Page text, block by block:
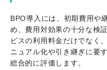
BPO導入には、初期費用や
め、費用対効果の十分な検
ビスの利用料金だけでなく
ニュアル化や引き継ぎに要
総合的に評価します。